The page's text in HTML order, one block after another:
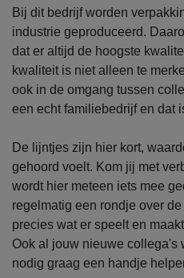
Bij dit bedrijf worden
industrie geproduceerd.
dat er altijd de hoogste
kwaliteit is niet alleen te
ook in de omgang tussen
een echt familiebedrijf en dat
De lijntjes zijn hier kort,
gehoord voelt. Kom jij met
wordt hier meteen iets mee
regelmatig een rondje over
precies wat er speelt en
Ook al jouw nieuwe collega's
nodig graag een handje